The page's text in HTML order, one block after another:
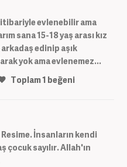
itibariyle evlenebilir ama
sana 15-18 yaş arası kız
edinip aşık
yok ama evlenemez...
Toplam1 beğeni
İnsanların kendi
çocuk sayılır. Allah'ın